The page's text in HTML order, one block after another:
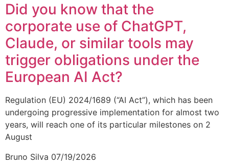
Did you know that the
corporate use of ChatGPT,
Claude, or similar tools may
trigger obligations under the
European AI Act?
Regulation (EU) 2024/1689 (“AI Act”), which has been
undergoing progressive implementation for almost two
years, will reach one of its particular milestones on 2
August
Bruno Silva 07/19/2026